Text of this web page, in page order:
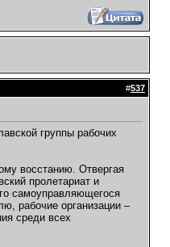
#537
группы рабочих
восстанию. Отвергая
пролетариат и
самоуправляющегося
рабочие организации –
среди всех